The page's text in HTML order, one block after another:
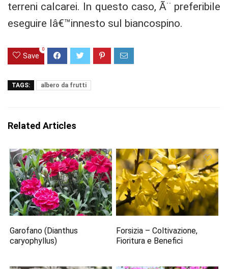
terreni calcarei. In questo caso, Ã¨ preferibile
eseguire lâ€™innesto sul biancospino.
Save
0
TAGS: albero da frutti
Related Articles
Garofano (Dianthus
caryophyllus)
Forsizia – Coltivazione,
Fioritura e Benefici